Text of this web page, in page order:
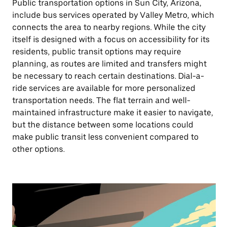
Public transportation options in Sun City, Arizona,
include bus services operated by Valley Metro, which
connects the area to nearby regions. While the city
itself is designed with a focus on accessibility for its
residents, public transit options may require
planning, as routes are limited and transfers might
be necessary to reach certain destinations. Dial-a-
ride services are available for more personalized
transportation needs. The flat terrain and well-
maintained infrastructure make it easier to navigate,
but the distance between some locations could
make public transit less convenient compared to
other options.